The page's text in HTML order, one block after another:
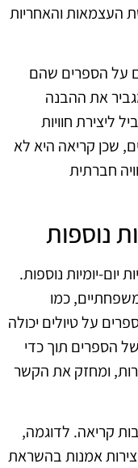
והאחריות
על הספרים שהם
את ההבנה
ליצירת חוויות
שכן קריאה היא לא
חברתית
נוספות
יומיות נוספות.
כמו
על טיולים יכולה
הספרים תוך כדי
ומחזק את הקשר
קריאה. לדוגמה,
אמנות בהשראת